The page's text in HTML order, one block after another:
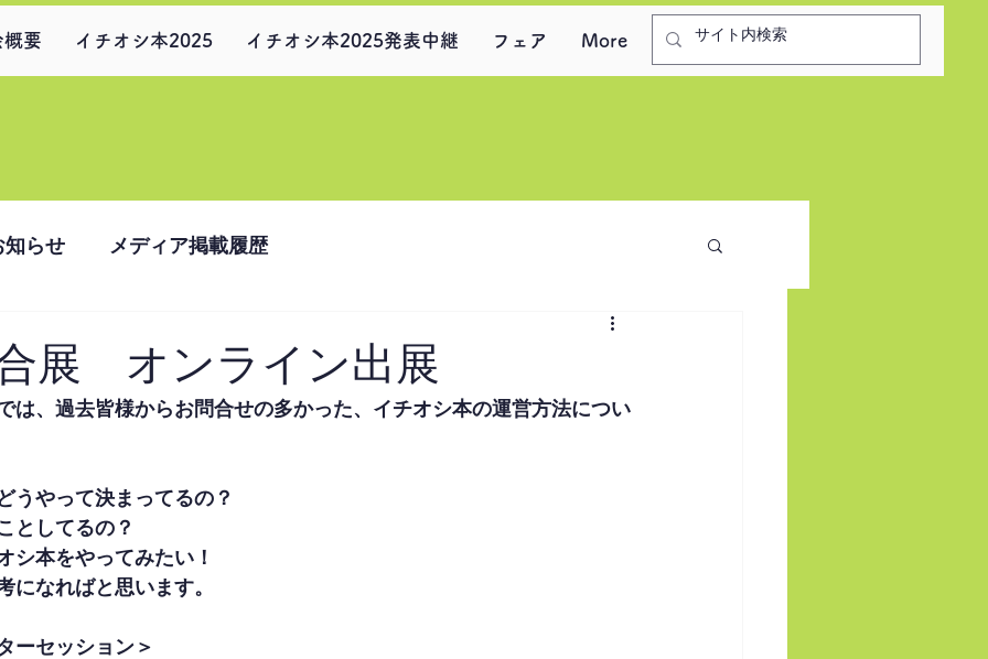
概要 イチオシ本2025 イチオシ本2025発表中継 フェア More
知らせ メディア掲載履歴
展 オンライン出展
は、過去皆様からお問合せの多かった、イチオシ本の運営方法につい
うやって決まってるの？
としてるの？
シ本をやってみたい！
になればと思います。
ーセッション＞